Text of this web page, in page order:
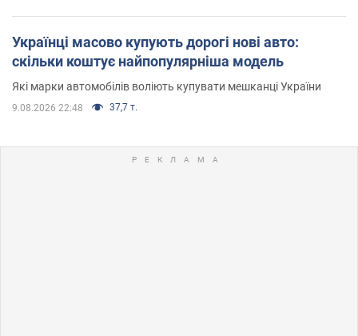
Українці масово купують дорогі нові авто:
скільки коштує найпопулярніша модель
Які марки автомобілів воліють купувати мешканці України
9.08.2026 22:48 37,7 т.